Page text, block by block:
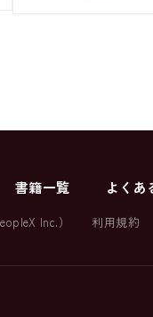
書籍一覧 よくあ
Inc.） 利用規約